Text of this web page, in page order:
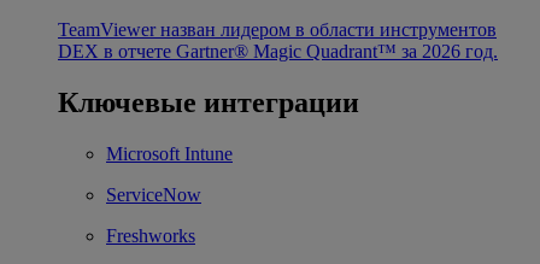
TeamViewer назван лидером в области инструментов
DEX в отчете Gartner® Magic Quadrant™ за 2026 год.
Ключевые интеграции
Microsoft Intune
ServiceNow
Freshworks